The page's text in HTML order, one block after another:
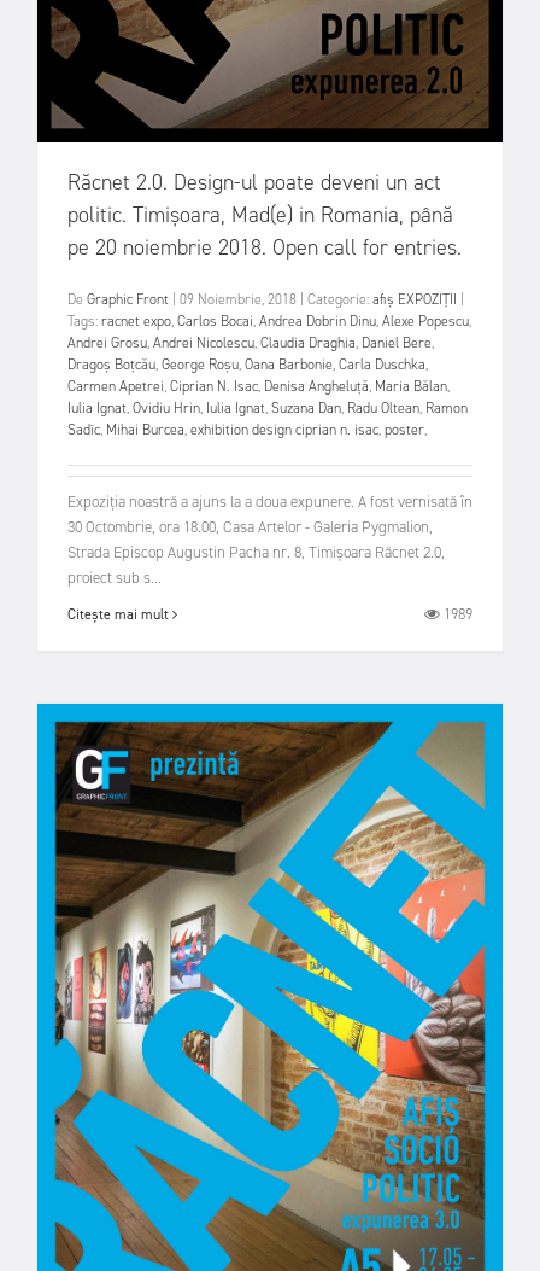
Răcnet 2.0. Design-ul poate deveni un act
politic. Timișoara, Mad(e) in Romania, până
pe 20 noiembrie 2018. Open call for entries.
De Graphic Front 09 Noiembrie, 2018 Categorie:afiș EXPOZIȚII
Tags:racnet expo,Carlos Bocai,Andrea Dobrin Dinu,Alexe Popescu,
Andrei Grosu,Andrei Nicolescu,Claudia Draghia, Daniel Bere,
Dragoș Boțcău,George Roșu,Oana Barbonie,Carla Duschka,
Carmen Apetrei,Ciprian N. Isac, Denisa Angheluță, Maria Bălan,
Iulia Ignat,Ovidiu Hrin, Iulia Ignat,Suzana Dan, Radu Oltean, Ramon
Sadîc, Mihai Burcea,exhibition design ciprian n. isac,poster,
Expoziția noastră a ajuns la a doua expunere. A fost vernisată în
30 Octombrie, ora 18.00, Casa Artelor - Galeria Pygmalion,
Strada Episcop Augustin Pacha nr. 8, Timișoara Răcnet 2.0,
proiect sub s...
Citește mai mult 1989